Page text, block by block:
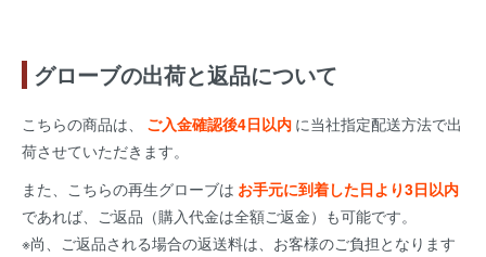
グローブの出荷と返品について
こちらの商品は、 ご入金確認後4日以内 に当社指定配送方法で出
荷させていただきます。
また、こちらの再生グローブは お手元に到着した日より3日以内
であれば、ご返品（購入代金は全額ご返金）も可能です。
※尚、ご返品される場合の返送料は、お客様のご負担となります